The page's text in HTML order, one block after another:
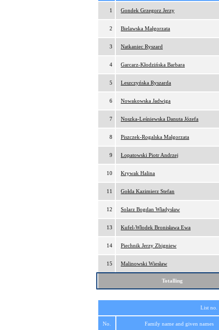
1 Gondek Grzegorz Jerzy
2 Bielawska Małgorzata
3 Natkaniec Ryszard
4 Garcarz-Kłodzińska Barbara
5 Leszczyńska Ryszarda
6 Nowakowska Jadwiga
7 Noszka-Leśniewska Danuta Józefa
8 Piszczek-Rogalska Małgorzata
9 Łopatowski Piotr Andrzej
10 Krywak Halina
11 Gołda Kazimierz Stefan
12 Solarz Bogdan Władysław
13 Kufel-Włodek Bronisława Ewa
14 Piechnik Jerzy Zbigniew
15 Malinowski Wiesław
Totalling
List
No. Family name and given names